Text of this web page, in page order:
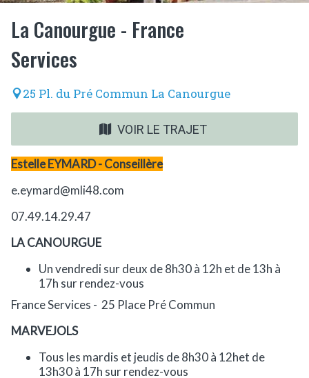
La Canourgue - France
Services
25 Pl. du Pré Commun La Canourgue
VOIR LE TRAJET
Estelle EYMARD - Conseillère
e.eymard@mli48.com
07.49.14.29.47
LA CANOURGUE
Un vendredi sur deux de 8h30 à 12h et de 13h à
17h sur rendez-vous
France Services - 25 Place Pré Commun
MARVEJOLS
Tous les mardis et jeudis de 8h30 à 12het de
13h30 à 17h sur rendez-vous